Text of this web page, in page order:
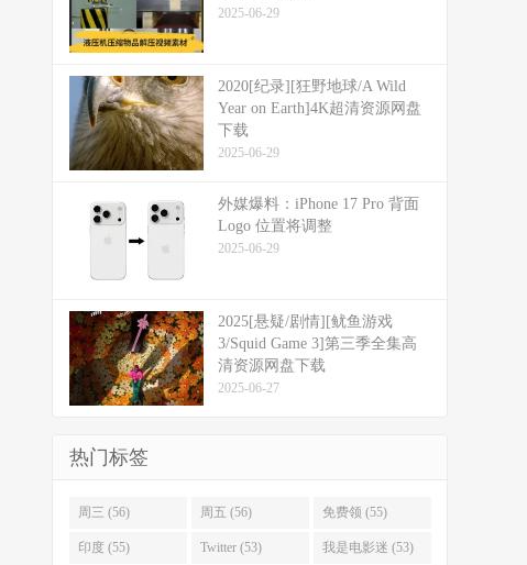
2025-06-29
2020[纪录][狂野地球/A Wild
Year on Earth]4K超清资源网盘
下载
2025-06-29
外媒爆料：​​iPhone 17 Pro 背面
Logo 位置将调整​​
2025-06-29
2025[悬疑/剧情][鱿鱼游戏
3/Squid Game 3]第三季全集高
清资源网盘下载
2025-06-27
热门标签
周三 (56) 周五 (56) 免费领 (55)
印度 (55) Twitter (53) 我是电影迷 (53)